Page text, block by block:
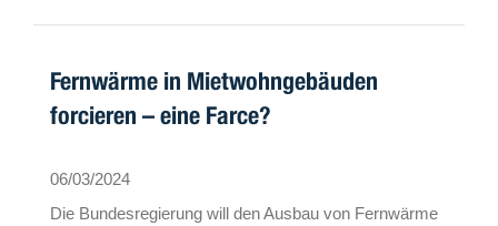
Fernwärme in Mietwohngebäuden
forcieren – eine Farce?
06/03/2024
Die Bundesregierung will den Ausbau von Fernwärme